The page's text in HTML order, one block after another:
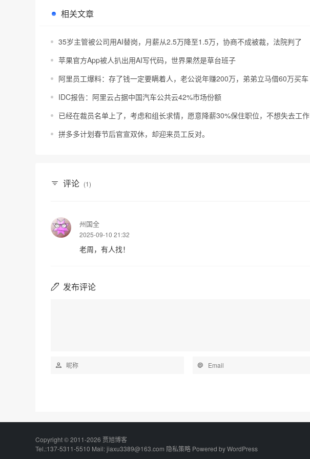
相关文章
35岁主管被公司用AI替岗，月薪从2.5万降至1.5万，协商不成被裁，法院判了
苹果官方App被人扒出用AI写代码，世界果然是草台班子
阿里员工爆料：存了钱一定要瞒着人，老公说年赚200万，弟弟立马借60万买车
IDC报告：阿里云占据中国汽车公共云42%市场份额
已经在裁员名单上了，考虑和组长求情，愿意降薪30%保住职位，不想失去工作
拼多多计划春节后官宣双休，却迎来员工反对。
评论 (1)
州国全
2025-09-10 21:32
老周，有人找！
发布评论
Copyright © 2011-2026 贾旭博客
Tel.:137-5311-5510 Mail: jiaxu3389@163.com 隐私策略 Powered byWordPress